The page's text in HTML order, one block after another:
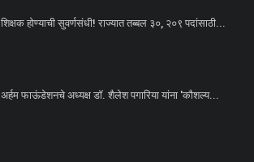
शिक्षक होण्याची सुवर्णसंधी! राज्यात तब्बल ३०, २०९ पदांसाठी...
अर्हम फाऊंडेशनचे अध्यक्ष डॉ. शैलेश पगारिया यांना 'कौशल्य...